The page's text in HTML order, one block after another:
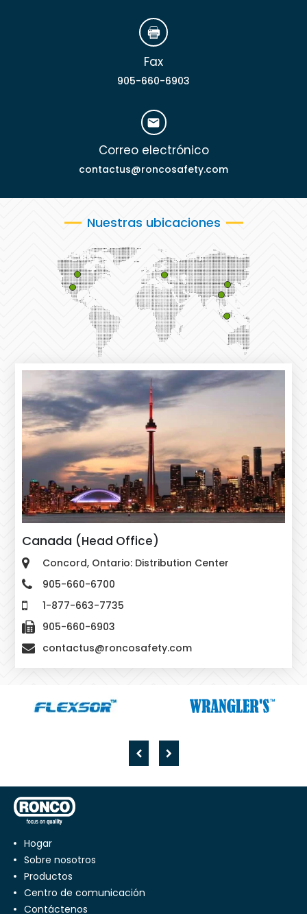
Fax
905-660-6903
Correo electrónico
contactus@roncosafety.com
Nuestras ubicaciones
Canada (Head Office)
Concord, Ontario: Distribution Center
905-660-6700
1-877-663-7735
905-660-6903
contactus@roncosafety.com
Hogar
Sobre nosotros
productos
centro de comunicación
Contáctenos